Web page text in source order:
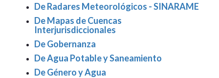
De Radares Meteorológicos - SINARAME
De Mapas de Cuencas
Interjurisdiccionales
De Gobernanza
De Agua Potable y Saneamiento
De Género y Agua